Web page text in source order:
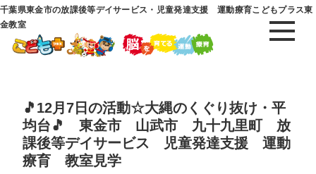
千葉県東金市の放課後等デイサービス・児童発達支援 運動療育こどもプラス東
金教室
🎵12月7日の活動☆大縄のくぐり抜け・平
均台🎵 東金市 山武市 九十九里町 放
課後等デイサービス 児童発達支援 運動
療育 教室見学